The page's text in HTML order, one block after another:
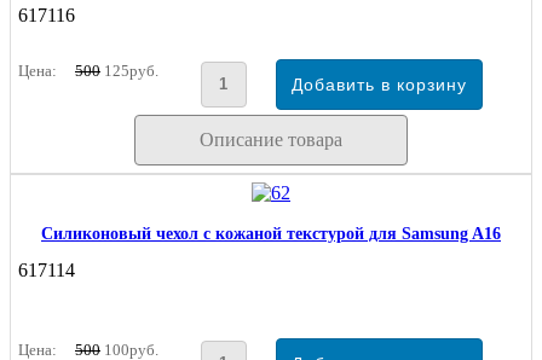
617116
Цена: 500 125руб.
Описание товара
Силиконовый чехол с кожаной текстурой для Samsung A16
617114
Цена: 500 100руб.